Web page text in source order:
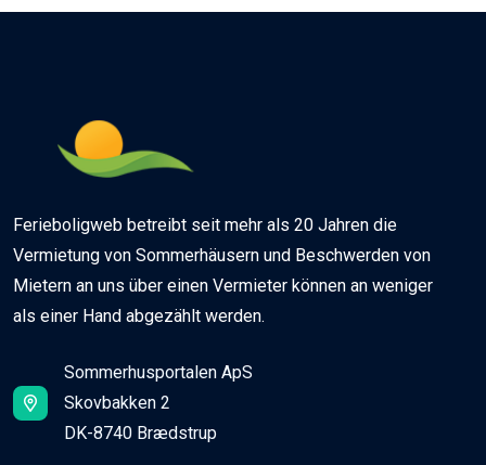
Ferieboligweb betreibt seit mehr als 20 Jahren die
Vermietung von Sommerhäusern und Beschwerden von
Mietern an uns über einen Vermieter können an weniger
als einer Hand abgezählt werden.
Sommerhusportalen ApS
Skovbakken 2
DK-8740 Brædstrup